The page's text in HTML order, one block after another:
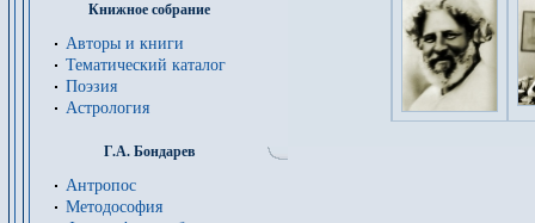
Книжное собрание
Авторы и книги
Тематический каталог
Поэзия
Астрология
Г.А. Бондарев
Антропос
Методософия